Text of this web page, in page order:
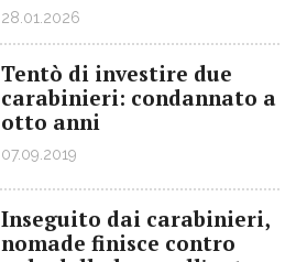
28.01.2026
Tentò di investire due
carabinieri: condannato a
otto anni
07.09.2019
Inseguito dai carabinieri,
nomade finisce contro